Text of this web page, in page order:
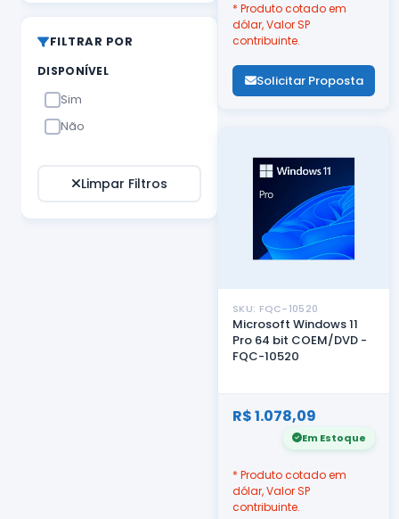
FILTRAR POR
DISPONÍVEL
Sim
Não
Limpar Filtros
* Produto cotado em
dólar, Valor SP
contribuinte.
Solicitar Proposta
SKU: FQC-10520
Microsoft Windows 11
Pro 64 bit COEM/DVD -
FQC-10520
R$ 1.078,09
Em Estoque
* Produto cotado em
dólar, Valor SP
contribuinte.